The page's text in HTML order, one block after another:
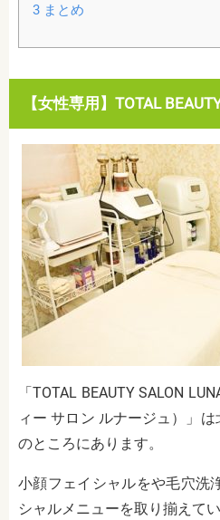
3まとめ
【女性専用】TOTAL
「TOTAL BEAUTY SALON
ィー サロン ルナージュ）」
のところにあります。
小顔フェイシャルをや毛穴洗
シャルメニューを取り揃えて